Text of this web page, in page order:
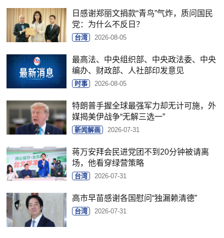
日感谢郑丽文捐款“青鸟”气炸，质问国民
党：为什么不反日？
台湾 2026-08-05
最高法、中央组织部、中央政法委、中央
编办、财政部、人社部印发意见
时事 2026-08-05
特朗普手握全球最强军力却无计可施，外
媒揭美伊战争“无解三选一”
新闻解画 2026-07-31
蒋万安拜会民进党团不到20分钟被请离
场，他看穿绿营策略
台湾 2026-07-31
高市早苗感谢各国慰问“独漏赖清德”
台湾 2026-07-31